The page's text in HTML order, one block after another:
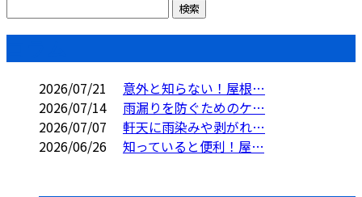
2026/07/21
意外と知らない！屋根…
2026/07/14
雨漏りを防ぐためのケ…
2026/07/07
軒天に雨染みや剥がれ…
2026/06/26
知っていると便利！屋…